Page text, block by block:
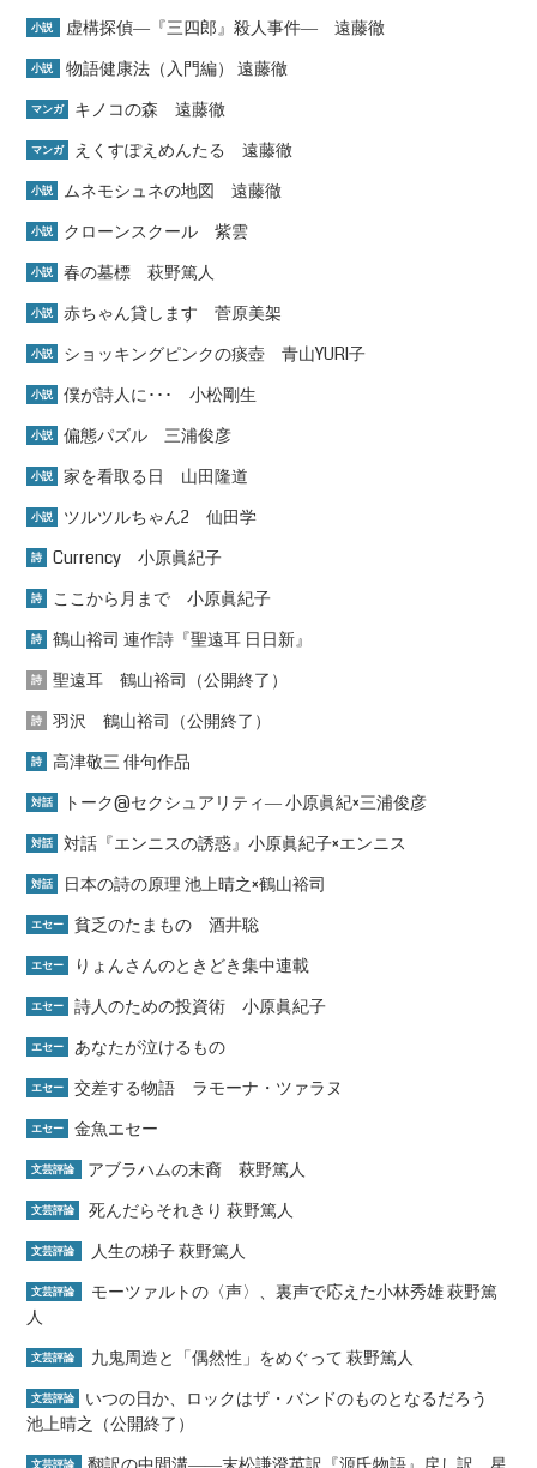
小説 虚構探偵―『三四郎』殺人事件― 遠藤徹
小説 物語健康法（入門編） 遠藤徹
マンガ キノコの森 遠藤徹
マンガ えくすぽえめんたる 遠藤徹
小説 ムネモシュネの地図 遠藤徹
小説 クローンスクール 紫雲
小説 春の墓標 萩野篤人
小説 赤ちゃん貸します 菅原美架
小説 ショッキングピンクの痰壺 青山YURI子
小説 僕が詩人に･･･ 小松剛生
小説 偏態パズル 三浦俊彦
小説 家を看取る日 山田隆道
小説 ツルツルちゃん2 仙田学
詩 Currency 小原眞紀子
詩 ここから月まで 小原眞紀子
詩 鶴山裕司 連作詩『聖遠耳 日日新』
詩 聖遠耳 鶴山裕司（公開終了）
詩 羽沢 鶴山裕司（公開終了）
詩 高津敬三 俳句作品
対話 トーク@セクシュアリティ― 小原眞紀×三浦俊彦
対話 対話『エンニスの誘惑』小原眞紀子×エンニス
対話 日本の詩の原理 池上晴之×鶴山裕司
エセー 貧乏のたまもの 酒井聡
エセー りょんさんのときどき集中連載
エセー 詩人のための投資術 小原眞紀子
エセー あなたが泣けるもの
エセー 交差する物語 ラモーナ・ツァラヌ
エセー 金魚エセー
文芸評論 アブラハムの末裔 萩野篤人
文芸評論 死んだらそれきり 萩野篤人
文芸評論 人生の梯子 萩野篤人
文芸評論
モーツァルトの〈声〉、裏声で応えた小林秀雄 萩野篤
人
文芸評論 九鬼周造と「偶然性」をめぐって 萩野篤人
文芸評論
いつの日か、ロックはザ・バンドのものとなるだろう
池上晴之（公開終了）
文芸評論